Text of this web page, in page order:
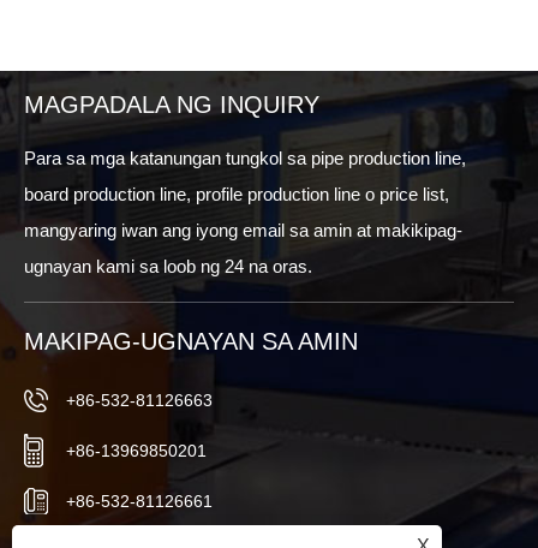
MAGPADALA NG INQUIRY
Para sa mga katanungan tungkol sa pipe production line,
board production line, profile production line o price list,
mangyaring iwan ang iyong email sa amin at makikipag-
ugnayan kami sa loob ng 24 na oras.
MAKIPAG-UGNAYAN SA AMIN
+86-532-81126663
+86-13969850201
+86-532-81126661